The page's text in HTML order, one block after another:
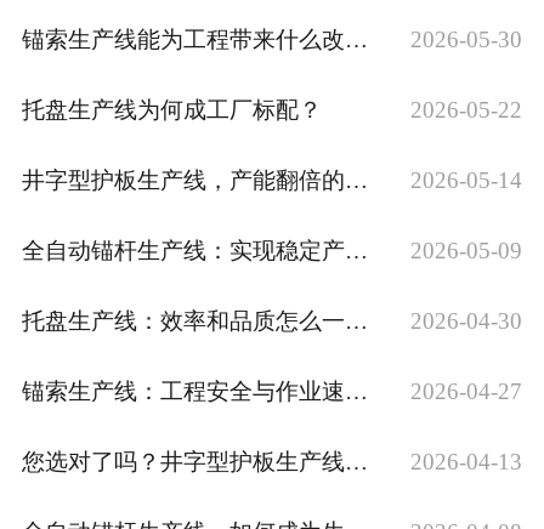
锚索生产线能为工程带来什么改变？ 2026-05-30
托盘生产线为何成工厂标配？ 2026-05-22
井字型护板生产线，产能翻倍的秘密 2026-05-14
全自动锚杆生产线：实现稳定产出的关键设备 2026-05-09
托盘生产线：效率和品质怎么一起抓？ 2026-04-30
锚索生产线：工程安全与作业速度的根基 2026-04-27
您选对了吗？井字型护板生产线成生产关键 2026-04-13